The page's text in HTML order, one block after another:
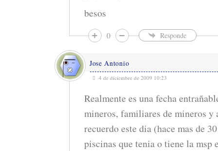
besos
0 Responde
Jose Antonio
4 de diciembre de 2009 10:23
Realmente es una fecha
mineros, familiares de mineros y
recuerdo este dia (hace mas de
piscinas que tenia o tiene la msp